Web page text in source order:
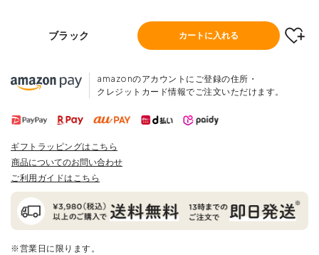
ブラック カートに入れる
amazonのアカウントにご登録の住所・
クレジットカード情報でご注文いただけます。
ギフトラッピングはこちら
商品についてのお問い合わせ
ご利用ガイドはこちら
※営業日に限ります。